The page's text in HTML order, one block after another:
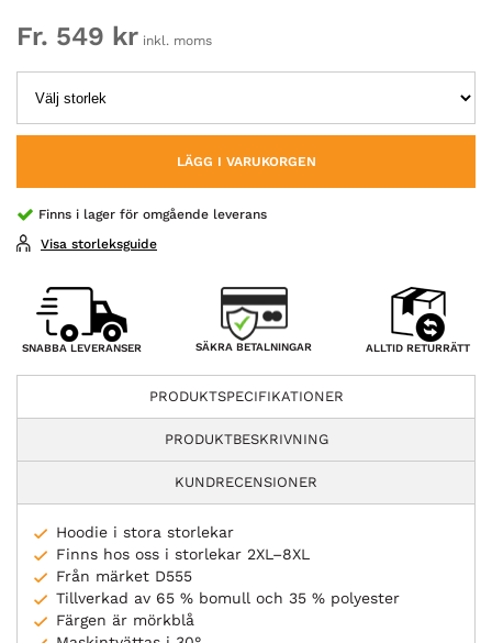
Fr. 549 kr inkl. moms
LÄGG I VARUKORGEN
Finns i lager för omgående leverans
Visa storleksguide
SNABBA LEVERANSER SÄKRA BETALNINGAR ALLTID RETURRÄTT
PRODUKTSPECIFIKATIONER
PRODUKTBESKRIVNING
KUNDRECENSIONER
Hoodie i stora storlekar
Finns hos oss i storlekar 2XL–8XL
Från märket D555
Tillverkad av 65 % bomull och 35 % polyester
Färgen är mörkblå